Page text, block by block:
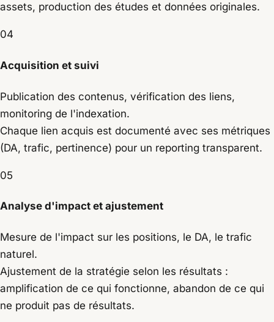
assets, production des études et données originales.
04
Acquisition et suivi
Publication des contenus, vérification des liens,
monitoring de l'indexation.
Chaque lien acquis est documenté avec ses métriques
(DA, trafic, pertinence) pour un reporting transparent.
05
Analyse d'impact et ajustement
Mesure de l'impact sur les positions, le DA, le trafic
naturel.
Ajustement de la stratégie selon les résultats :
amplification de ce qui fonctionne, abandon de ce qui
ne produit pas de résultats.